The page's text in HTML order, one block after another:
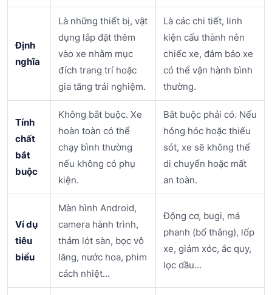
Định
nghĩa
Là những thiết bị, vật
dụng lắp đặt thêm
vào xe nhằm mục
đích trang trí hoặc
gia tăng trải nghiệm.
Là các chi tiết, linh
kiện cấu thành nên
chiếc xe, đảm bảo xe
có thể vận hành bình
thường.
Tính
chất
bắt
buộc
Không bắt buộc. Xe
hoàn toàn có thể
chạy bình thường
nếu không có phụ
kiện.
Bắt buộc phải có. Nếu
hỏng hóc hoặc thiếu
sót, xe sẽ không thể
di chuyển hoặc mất
an toàn.
Ví dụ
tiêu
biểu
Màn hình Android,
camera hành trình,
thảm lót sàn, bọc vô
lăng, nước hoa, phim
cách nhiệt...
Động cơ, bugi, má
phanh (bố thắng), lốp
xe, giảm xóc, ắc quy,
lọc dầu...